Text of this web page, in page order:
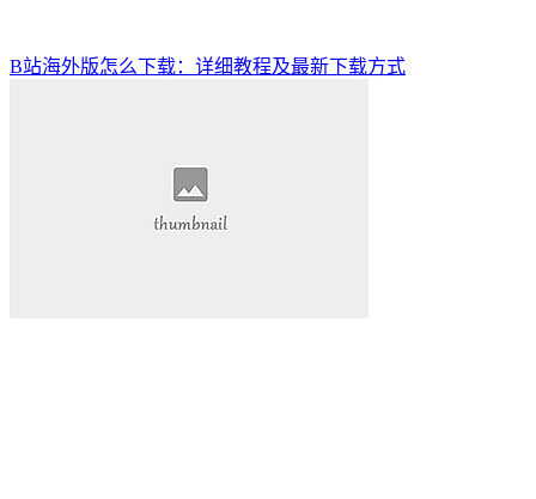
B站海外版怎么下载：详细教程及最新下载方式